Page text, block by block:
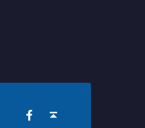
WebMan on Facebook